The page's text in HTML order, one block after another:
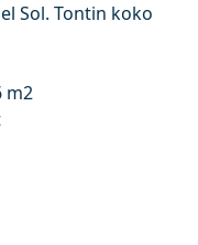
Sol. Tontin koko
m2